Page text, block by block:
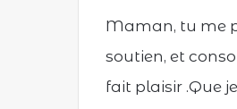
Maman, tu me
soutien, et
fait plaisir .Que